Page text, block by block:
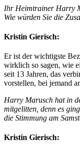
Ihr Heimtrainer Harry
Wie würden Sie die
Kristin Gierisch:
Er ist der wichtigste
wirklich so sagen, wie
seit 13 Jahren, das
vorstellen, bei jemand
Harry Marusch hat in
mitgelitten, denn es
die Stimmung am
Kristin Gierisch: